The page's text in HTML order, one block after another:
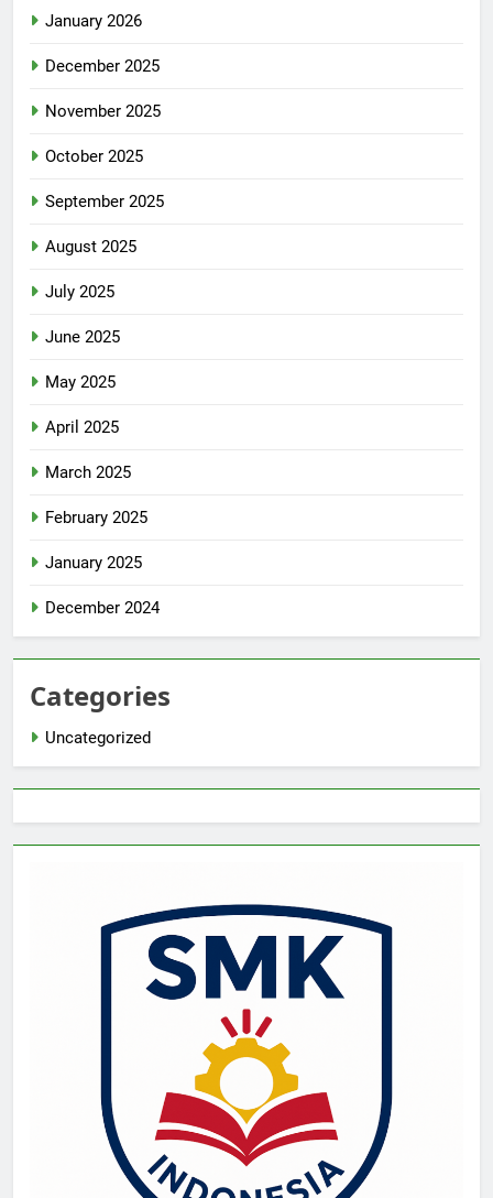
January 2026
December 2025
November 2025
October 2025
September 2025
August 2025
July 2025
June 2025
May 2025
April 2025
March 2025
February 2025
January 2025
December 2024
Categories
Uncategorized